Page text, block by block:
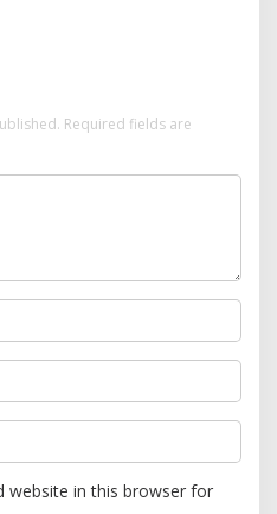
Required fields are
website in this browser for